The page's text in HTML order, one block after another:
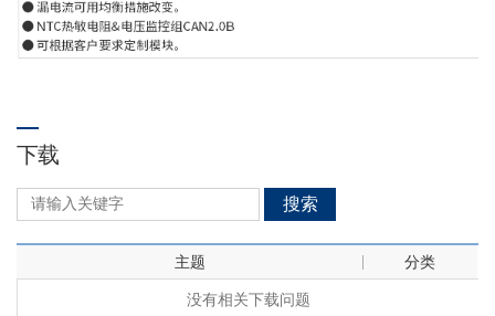
下载
搜索
主题 分类
没有相关下载问题